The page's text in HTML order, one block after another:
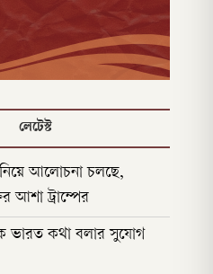
লেটেস্ট
আলোচনা চলছে,
আশা ট্রাম্পের
ভারত কথা বলার সুযোগ